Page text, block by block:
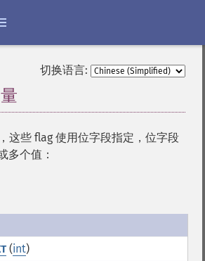
切换语言:
这些 flag 使用位字段指定，位字段
多个值：
(int)